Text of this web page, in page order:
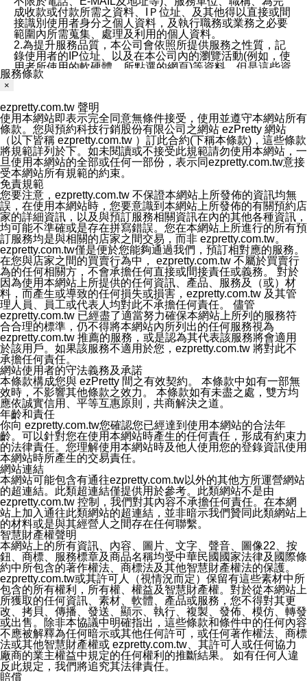
成收款或付款所需之資料、IＰ位址、及其他得以直接或間
接識別使用者身分之個人資料，及執行職務或業務之必要
範圍內所需蒐集、處理及利用的個人資料。
2.為提升服務品質，本公司會依照所提供服務之性質，記
錄使用者的IP位址、以及在本公司內的瀏覽活動(例如，使
用者所使用的軟硬體、所點選的網頁)等資料，但是這些資
料僅供作流量分析和網路行為調查，以便於改善本公司的
六、蒐集、處理及利用您的個人資料之目的
1.本公司為提供良好服務、客戶管理與服務、提供預約服
務及其他電子商務服務、履行法定或合約義務、保護當事
人及相關利害關係人之權益、售後服務、經營合於營業登
記項目或組織章程所定之業務及執行職務或業務之必要範
圍內等以及為本公司行銷等目的，依照各該服務之性質，
蒐集、處理及利用您的個人資料。
2.本公司僅蒐集為執行上述特定目的所必要提供之個人資
料，並在前揭特定目的存續期間及法令規定之期間內，以
有利於達成前揭特定目的之方式(包括但不限於電腦處理、
郵寄、電話、傳真)，於中華民國境內及法令許可之範圍內
加以處理及利用。
七、資料安全性
1、本公司ezPretty網站平台使用企業標準慣例來保護您個
人辨認資料的秘密性，特別使用最高等級亞馬遜機房及防
火牆來強化資訊安全，防止駭客攻擊以及異地備援。
2.本公司ezPretty網站將資料視為必須保護其免於滅失及未
經授權而存取的資產，本公司使用多項安全措施以保護此
類資料免於公司內外部的會員未經授權的存取。
八、查詢或更正的方式
用戶個人資料有變更、或發現個人資料不正確的時候，可
以隨時在本公司ezPretty網站中要求更正，包括要求停止
寄發相關訊息等。
九、Instagram貼文同步功能
您可以透過ezPretty店家系統後台所提供Instagram貼文同
步功能，來將Instagram的貼文同步到 ezPretty 的作品集，
使用此功能您需要授權本公司存取您的Instagram帳號，您
的授權將僅用於同步您的貼文至店家系統。
十、取消Instagram授權方式
如果您有使用ezPretty網站所提供Instagram貼文同步功
能，您可以於任何時間取消您的 Instagram 授權，只需要
透過電子郵件和服務人員聯絡，本公司會盡快清除您的授
權資料，或是您可以登入店家系統後台使用取消授權功
能，系統將立即清除您的授權資料，並完全清除您透過此
功能所同步的Instagram貼文。
十一、取消帳號資料方式
如果您有使用本公司ezPretty網站所提供功能，您可以於
任何時間取消您的帳號或是資料，只需要透過電子郵件( e-
mail:[email protected])和服務人員聯絡，本公司會盡快清
除您的帳號和相關資料。
十二、隱私權聲明的更新
本公司將不定時更新隱私權聲明，以反映服務的變更和顧
客的意見反應。當本公司更新此隱私權聲明，您將在
ezPretty網站 首頁上看到隱私權聲明連結旁的 "updated"
註記。如果聲明的內容有所變更，或是處理您個人資訊的
方式有所變動，本公司一定會先更新隱私權聲明才會接著
執行該項變更措施。本公司鼓勵您定期檢視隱私權聲明，
以得知 ezPretty 網站如何保護您的個人資訊。
十三、自我保護措施
請妥善保管您的使用者名稱、密碼及個人資料，不要提供
給任何人。在您完成個人化服務之使用後，請務必記得登
出帳號。若您是與他人共享電腦或使用公共電腦，切記要
服務條款
×
ezpretty.com.tw 聲明
使用本網站即表示完全同意無條件接受，使用並遵守本網站所有
條款。您與預約科技行銷股份有限公司之網站 ezPretty 網站
（以下皆稱 ezpretty.com.tw ）訂此合約(下稱本條款)，這些條款
將規範詳列於下。如未閱讀或不接受此規範請勿使用本網站，一
旦使用本網站的全部或任何一部份，表示同ezpretty.com.tw意接
受本網站所有規範的約束。
免責規範
您要注意，ezpretty.com.tw 不保證本網站上所發佈的資訊均無
誤，在使用本網站時，您要意識到本網站上所發佈的有關預約店
家的詳細資訊，以及與預訂服務相關資訊在內的其他各種資訊，
均可能不準確或是存在拼寫錯誤。您在本網站上所進行的所有預
訂服務均是與相關的店家之間交易，而非 ezpretty.com.tw。
ezpretty.com.tw僅是便於您能夠通過我們，預訂相對應的服務。
在您與店家之間的買賣行為中， ezpretty.com.tw 不屬於買賣行
為的任何相關方，不會承擔任何直接或間接責任或義務。 對於
因為使用本網站上所提供的任何資訊、產品、服務及（或）材
料，而產生或導致的任何損失或損害，ezpretty.com.tw 及其管
理人員、員工或代表人均對此不承擔任何責任。 儘管
ezpretty.com.tw 已經盡了適當努力確保本網站上所列的服務符
合合理的標準，仍不得將本網站內所列出的任何服務視為
ezpretty.com.tw 推薦的服務，或是認為其代表該服務將會適用
於該用戶。如果該服務不適用於您，ezpretty.com.tw 將對此不
承擔任何責任。
網站使用者的守法義務及承諾
本條款構成您與 ezPretty 間之有效契約。 本條款中如有一部無
效時，不影響其他條款之效力。 本條款如有未盡之處，雙方均
應依誠實信用、平等互惠原則，共商解決之道。
年齡和責任
你向 ezpretty.com.tw您確認您已經達到使用本網站的合法年
齡。可以針對您在使用本網站時產生的任何責任，形成有約束力
的法律責任。您理解使用本網站時及他人使用您的登錄資訊使用
本網站時所產生的交易責任。
網站連結
本網站可能包含有通往ezpretty.com.tw以外的其他方所運營網站
的超連結。此類超連結僅提供用於參考。此類網站不是由
ezpretty.com.tw 控制，我們對其內容不承擔任何責任。在本網
站上加入通往此類網站的超連結，並非暗示我們贊同此類網站上
的材料或是與其經營人之間存在任何聯繫。
智慧財產權聲明
本網站上的所有資訊、內容、圖片、文字、聲音、圖像22、按
鈕、商標、服務標章及商品名稱均受中華民國國家法律及國際條
約中所包含的著作權法、商標法及其他智慧財產權法的保護。
ezpretty.com.tw或其許可人（視情況而定）保留有這些素材中所
包含的所有權利，所有權、權益及智慧財產權。對於從本網站上
所獲取的任何資訊、素材、軟體、產品或服務，您不得對其更
改、拷貝、傳播、發送、顯示、執行、複製、發佈、模仿、轉發
或出售。除非本協議中明確指出，這些條款和條件中的任何內容
不應被解釋為任何暗示或其他任何許可，或任何著作權法、商標
法或其他智慧財產權或 ezpretty.com.tw、其許可人或任何協力
廠商的業主權益中規定的任何權利的推斷結果。 如有任何人違
反此規定，我們將追究其法律責任。
賠償